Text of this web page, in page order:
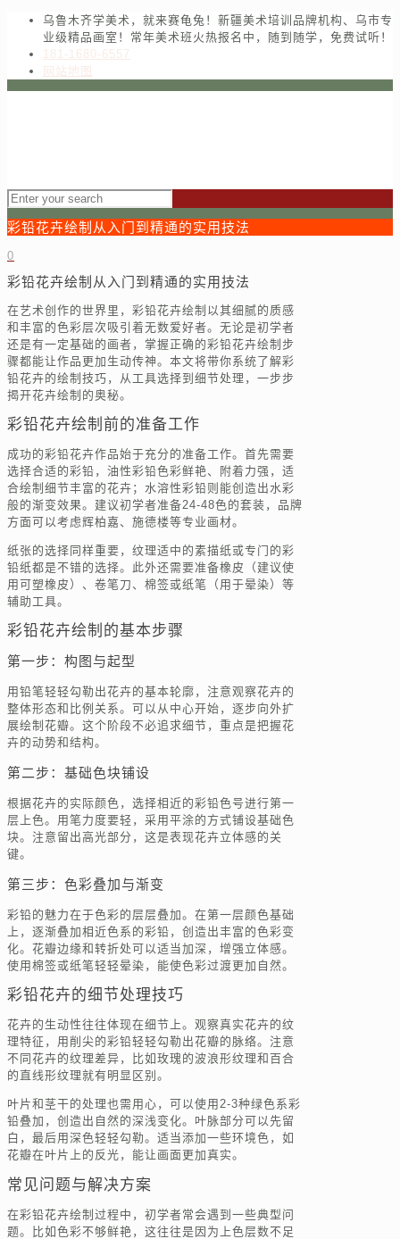
乌鲁木齐学美术，就来赛龟兔！新疆美术培训品牌机构、乌市专
业级精品画室！常年美术班火热报名中，随到随学，免费试听！
181-1680-6557
网站地图
彩铅花卉绘制从入门到精通的实用技法
0
彩铅花卉绘制从入门到精通的实用技法
在艺术创作的世界里，彩铅花卉绘制以其细腻的质感
和丰富的色彩层次吸引着无数爱好者。无论是初学者
还是有一定基础的画者，掌握正确的彩铅花卉绘制步
骤都能让作品更加生动传神。本文将带你系统了解彩
铅花卉的绘制技巧，从工具选择到细节处理，一步步
揭开花卉绘制的奥秘。
彩铅花卉绘制前的准备工作
成功的彩铅花卉作品始于充分的准备工作。首先需要
选择合适的彩铅，油性彩铅色彩鲜艳、附着力强，适
合绘制细节丰富的花卉；水溶性彩铅则能创造出水彩
般的渐变效果。建议初学者准备24-48色的套装，品牌
方面可以考虑辉柏嘉、施德楼等专业画材。
纸张的选择同样重要，纹理适中的素描纸或专门的彩
铅纸都是不错的选择。此外还需要准备橡皮（建议使
用可塑橡皮）、卷笔刀、棉签或纸笔（用于晕染）等
辅助工具。
彩铅花卉绘制的基本步骤
第一步：构图与起型
用铅笔轻轻勾勒出花卉的基本轮廓，注意观察花卉的
整体形态和比例关系。可以从中心开始，逐步向外扩
展绘制花瓣。这个阶段不必追求细节，重点是把握花
卉的动势和结构。
第二步：基础色块铺设
根据花卉的实际颜色，选择相近的彩铅色号进行第一
层上色。用笔力度要轻，采用平涂的方式铺设基础色
块。注意留出高光部分，这是表现花卉立体感的关
键。
第三步：色彩叠加与渐变
彩铅的魅力在于色彩的层层叠加。在第一层颜色基础
上，逐渐叠加相近色系的彩铅，创造出丰富的色彩变
化。花瓣边缘和转折处可以适当加深，增强立体感。
使用棉签或纸笔轻轻晕染，能使色彩过渡更加自然。
彩铅花卉的细节处理技巧
花卉的生动性往往体现在细节上。观察真实花卉的纹
理特征，用削尖的彩铅轻轻勾勒出花瓣的脉络。注意
不同花卉的纹理差异，比如玫瑰的波浪形纹理和百合
的直线形纹理就有明显区别。
叶片和茎干的处理也需用心，可以使用2-3种绿色系彩
铅叠加，创造出自然的深浅变化。叶脉部分可以先留
白，最后用深色轻轻勾勒。适当添加一些环境色，如
花瓣在叶片上的反光，能让画面更加真实。
常见问题与解决方案
在彩铅花卉绘制过程中，初学者常会遇到一些典型问
题。比如色彩不够鲜艳，这往往是因为上色层数不足